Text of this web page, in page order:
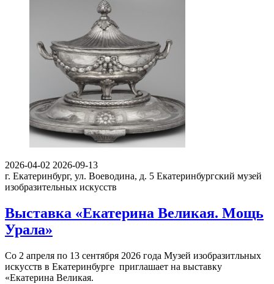
2026-04-02 2026-09-13
г. Екатеринбург, ул. Воеводина, д. 5 Екатеринбургский музей
изобразительных искусств
Выставка «Екатерина Великая. Мощь
Урала»
Со 2 апреля по 13 сентября 2026 года Музей изобразитльных
искусств в Екатеринбурге приглашает на выставку
«Екатерина Великая.